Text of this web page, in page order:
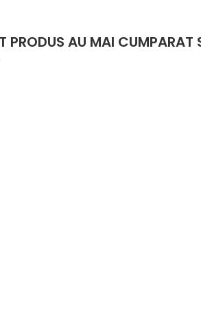
PRODUS AU MAI CUMPARAT